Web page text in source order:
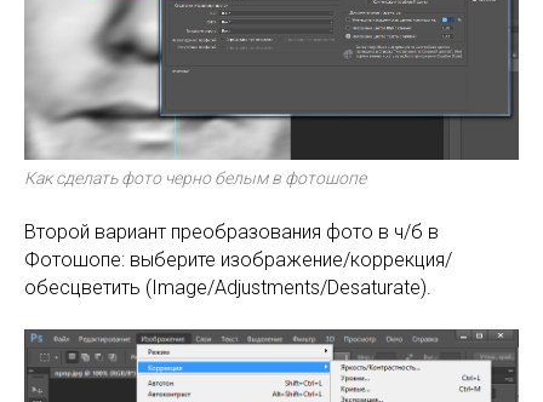
Как сделать фото черно белым в фотошопе
Второй вариант преобразования фото в ч/б в
Фотошопе: выберите изображение/коррекция/
обесцветить (Image/Adjustments/Desaturate).